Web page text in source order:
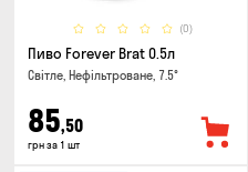
(0)
Пиво Forever Brat 0.5л
Світле, Нефільтроване, 7.5°
85,50
грн за 1 шт